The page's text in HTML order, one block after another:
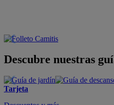
Descubre nuestras
Tarjeta